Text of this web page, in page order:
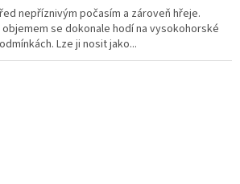
nepříznivým počasím a zároveň hřeje.
objemem se dokonale hodí na vysokohorské
Lze ji nosit jako...